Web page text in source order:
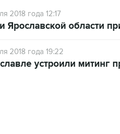
2018 года 12:17
Ярославской области
2018 года 19:22
устроили митинг